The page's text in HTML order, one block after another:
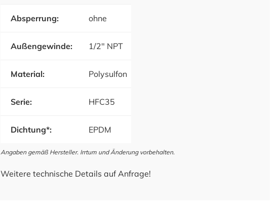
Absperrung: ohne
Außengewinde: 1/2" NPT
Material: Polysulfon
Serie: HFC35
Dichtung*: EPDM
Angaben gemäß Hersteller. Irrtum und Änderung vorbehalten.
Weitere technische Details auf Anfrage!